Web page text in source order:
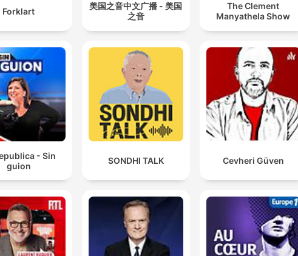
Forklart
美国之音中文广播 - 美国
之音
The Clement
Manyathela Show
- Sin
guion
SONDHI TALK Cevheri Güven